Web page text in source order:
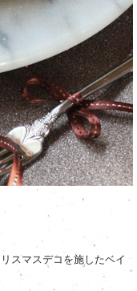
スマスデコを施したベイ